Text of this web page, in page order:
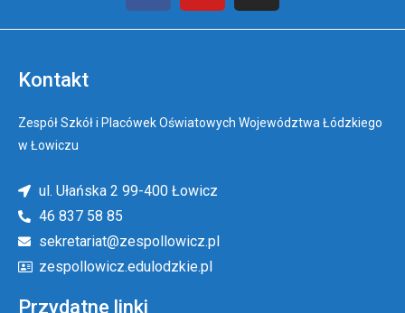
Kontakt
Zespół Szkół i Placówek Oświatowych Województwa Łódzkiego
w Łowiczu
ul. Ułańska 2 99-400 Łowicz
46 837 58 85
sekretariat@zespollowicz.pl
zespollowicz.edulodzkie.pl
Przydatne linki